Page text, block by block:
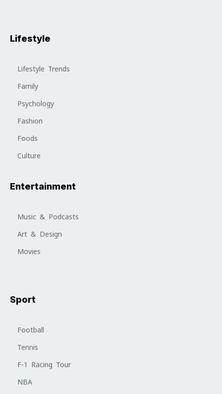
Lifestyle
Lifestyle Trends
Family
Psychology
Fashion
Foods
Culture
Entertainment
Music & Podcasts
Art & Design
Movies
Sport
Football
Tennis
F-1 Racing Tour
NBA